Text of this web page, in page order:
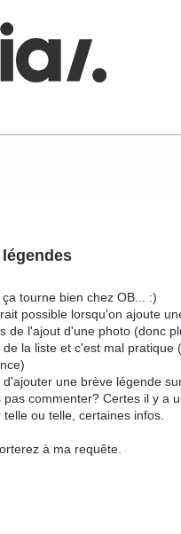
tourne bien chez OB... :)
possible lorsqu'on ajoute
de l'ajout d'une photo (donc
la liste et c'est mal pratique
une brève légende
commenter? Certes il y a
ou telle, certaines infos.
à ma requête.